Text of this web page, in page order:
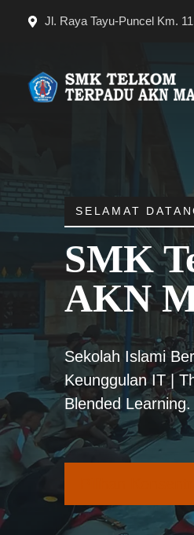
Jl. Raya Tayu-Puncel Km.
SELAMAT
SMK
AKN
Sekolah Islami
Keunggulan IT |
Blended Learning.